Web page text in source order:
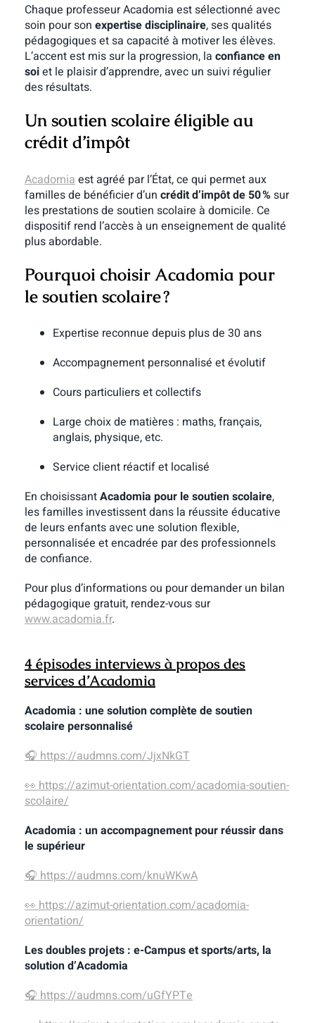
Chaque professeur Acadomia est sélectionné avec
soin pour son expertise disciplinaire, ses qualités
pédagogiques et sa capacité à motiver les élèves.
L’accent est mis sur la progression, la confiance en
soiet le plaisir d’apprendre, avec un suivi régulier
des résultats.
Un soutien scolaire éligible au
crédit d’impôt
Acadomia est agréé par l’État, ce qui permet aux
familles de bénéficier d’un crédit d’impôt de 50 %sur
les prestations de soutien scolaire à domicile. Ce
dispositif rend l’accès à un enseignement de qualité
plus abordable.
Pourquoi choisir Acadomia pour
le soutien scolaire ?
Expertise reconnue depuis plus de 30 ans
Accompagnement personnalisé et évolutif
Cours particuliers et collectifs
Large choix de matières : maths, français,
anglais, physique, etc.
Service client réactif et localisé
En choisissantAcadomia pour le soutien scolaire,
les familles investissent dans la réussite éducative
de leurs enfants avec une solution flexible,
personnalisée et encadrée par des professionnels
de confiance.
Pour plus d’informations ou pour demander un bilan
pédagogique gratuit, rendez-vous sur
www.acadomia.fr.
4 épisodes interviews à propos des
services d’Acadomia
Acadomia : une solution complète de soutien
scolaire personnalisé
🎧 https://audmns.com/JjxNkGT
👀 https://azimut-orientation.com/acadomia-soutien-
scolaire/
Acadomia : un accompagnement pour réussir dans
le supérieur
🎧https://audmns.com/knuWKwA
👀https://azimut-orientation.com/acadomia-
orientation/
Les doubles projets : e-Campus et sports/arts, la
solution d’Acadomia
🎧https://audmns.com/uGfYPTe